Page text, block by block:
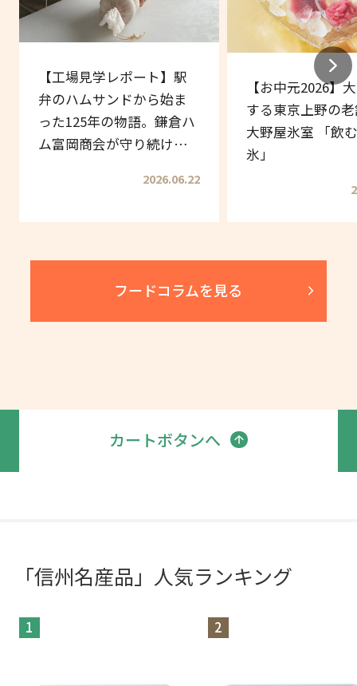
【工場見学レポート】駅
弁のハムサンドから始ま
った125年の物語。鎌倉ハ
ム富岡商会が守り続ける
2026.06.22
【お中元2026】
する東京上野の
大野屋氷室 「飲
氷」
フードコラムを見る
カートボタンへ
「信州名産品」人気ランキング
1 2